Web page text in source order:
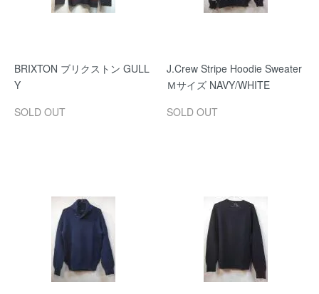
BRIXTON ブリクストン GULL
Y
SOLD OUT
J.Crew Stripe Hoodie Sweater
Ｍサイズ NAVY/WHITE
SOLD OUT